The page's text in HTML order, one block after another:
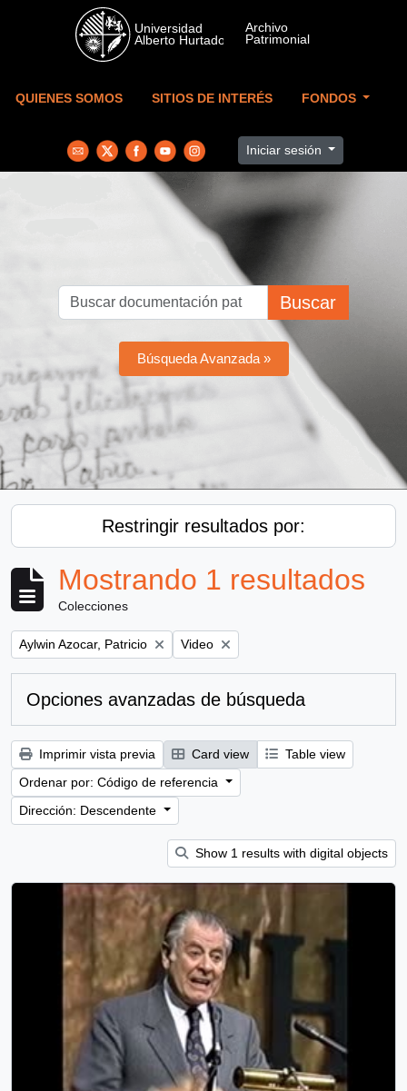
Skip to main content
QUIENES SOMOS SITIOS DE INTERÉS FONDOS
Iniciar sesión
Buscar
Búsqueda Avanzada »
Restringir resultados por:
Mostrando 1 resultados
Colecciones
Remove filter:
Aylwin Azocar, Patricio Remove filter:
Video
Opciones avanzadas de búsqueda
Imprimir vista previa Card view
Table view
Ordenar por: Código de referencia
Dirección: Descendente
Show 1 results with digital objects